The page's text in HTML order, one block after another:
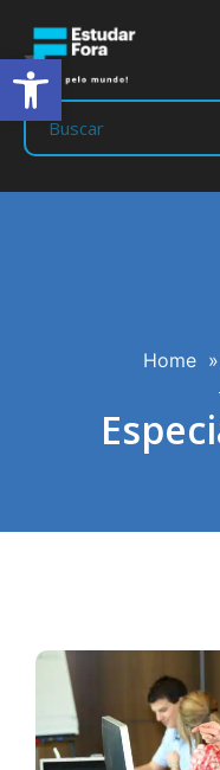
Abrir a barra de ferramentas
Home »